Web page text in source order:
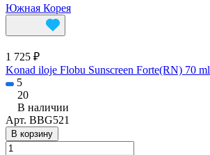
Южная Корея
1 725 ₽
Konad iloje Flobu Sunscreen Forte(RN) 70 ml
5
20
В наличии
Арт. BBG521
В корзину